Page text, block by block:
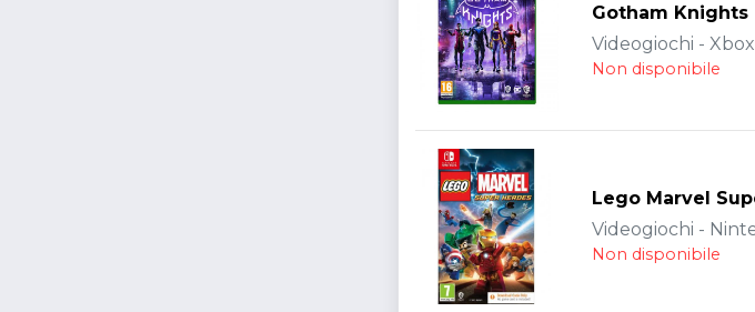
Gotham Knights
Videogiochi -
Non disponibile
Lego Marvel
Videogiochi -
Non disponibile